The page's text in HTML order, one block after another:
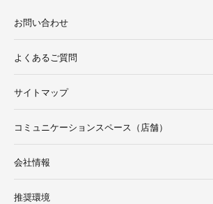
お問い合わせ
よくあるご質問
サイトマップ
コミュニケーションスペース（店舗）
会社情報
推奨環境